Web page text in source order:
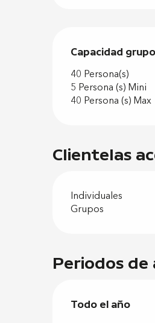
Capacidad
Capacidad
40 Persona(s)
5 Persona (s) Mini
40 Persona (s) Max
Clientelas
Individuales
Grupos
Periodos
Todo el año
Todo el año